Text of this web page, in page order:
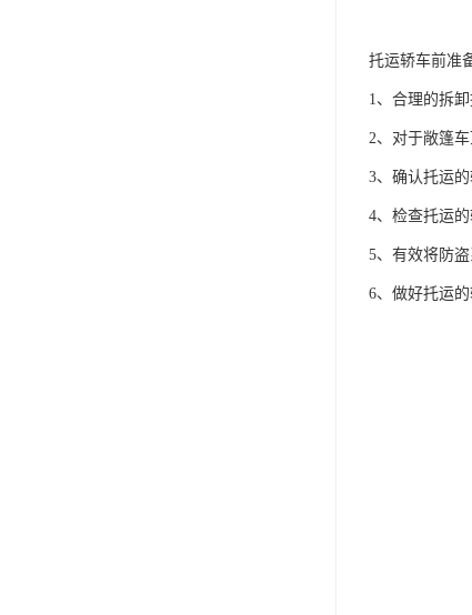
托运轿车前准
1、合理的拆
2、对于敞篷
3、确认托运的
4、检查托运
5、有效将防
6、做好托运